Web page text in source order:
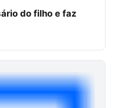
do filho e faz